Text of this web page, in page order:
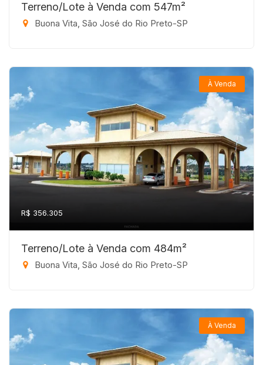
Terreno/Lote à Venda com 547m²
Buona Vita, São José do Rio Preto-SP
À Venda
R$ 356.305
Terreno/Lote à Venda com 484m²
Buona Vita, São José do Rio Preto-SP
À Venda